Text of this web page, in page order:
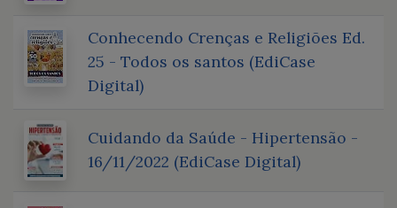
Conhecendo Crenças e Religiões Ed.
25 - Todos os santos (EdiCase
Digital)
Cuidando da Saúde - Hipertensão -
16/11/2022 (EdiCase Digital)